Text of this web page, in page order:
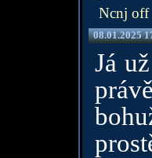
Ncnj off
08.01.2025
Já